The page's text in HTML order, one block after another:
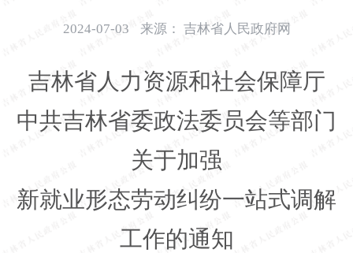
2024-07-03 来源： 吉林省人民政府网
吉林省人力资源和社会保障厅
中共吉林省委政法委员会等部门
关于加强
新就业形态劳动纠纷一站式调解
工作的通知